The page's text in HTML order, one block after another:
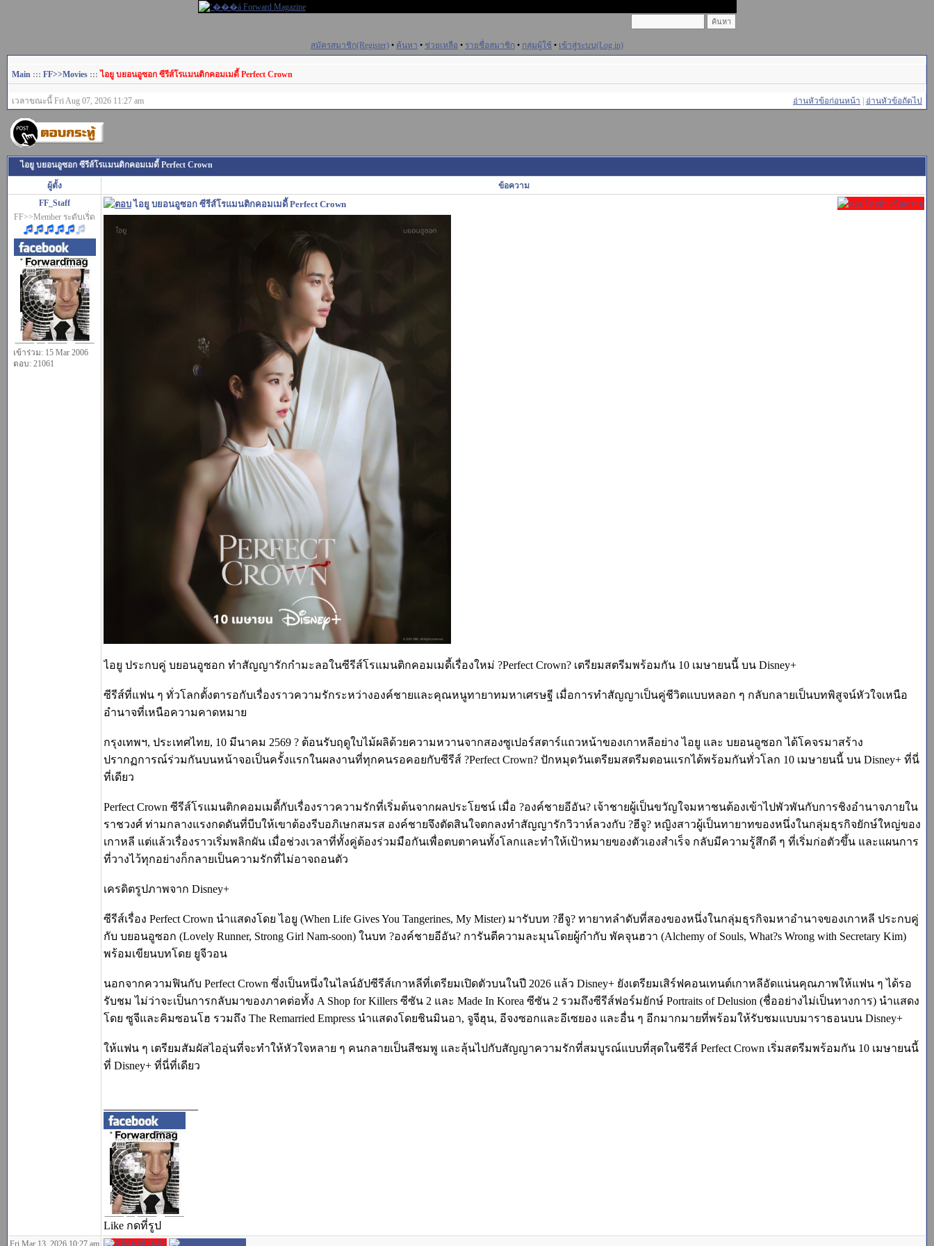
สมัครสมาชิก(Register) • ค้นหา • ช่วยเหลือ • รายชื่อสมาชิก • กลุ่มผู้ใช้ • เข้าสู่ระบบ(Log in)
Main ::: FF>>Movies ::: ไอยู บยอนอูซอก ซีรีส์โรแมนติกคอมเมดี้ Perfect Crown
เวลาขณะนี้ Fri Aug 07, 2026 11:27 am อ่านหัวข้อก่อนหน้า อ่านหัวข้อถัดไป
ไอยู บยอนอูซอก ซีรีส์โรแมนติกคอมเมดี้ Perfect Crown
ผู้ตั้ง
ข้อความ
FF_Staff
FF>>Member ระดับเริ่ด
เข้าร่วม: 15 Mar 2006
ตอบ: 21061
ไอยู บยอนอูซอก ซีรีส์โรแมนติกคอมเมดี้ Perfect Crown
ไอยู ประกบคู่ บยอนอูซอก ทำสัญญารักกำมะลอในซีรีส์โรแมนติกคอมเมดี้เรื่องใหม่ ?Perfect Crown? เตรียมสตรีมพร้อมกัน 10 เมษายนนี้ บน Disney+
ซีรีส์ที่แฟน ๆ ทั่วโลกตั้งตารอกับเรื่องราวความรักระหว่างองค์ชายและคุณหนูทายาทมหาเศรษฐี เมื่อการทำสัญญาเป็นคู่ชีวิตแบบหลอก ๆ กลับกลายเป็นบทพิสูจน์หัวใจเหนือ
อำนาจที่เหนือความคาดหมาย
กรุงเทพฯ, ประเทศไทย, 10 มีนาคม 2569 ? ต้อนรับฤดูใบไม้ผลิด้วยความหวานจากสองซูเปอร์สตาร์แถวหน้าของเกาหลีอย่าง ไอยู และ บยอนอูซอก ได้โคจรมาสร้าง
ปรากฏการณ์ร่วมกันบนหน้าจอเป็นครั้งแรกในผลงานที่ทุกคนรอคอยกับซีรีส์ ?Perfect Crown? ปักหมุดวันเตรียมสตรีมตอนแรกได้พร้อมกันทั่วโลก 10 เมษายนนี้ บน Disney+ ที่นี่
ที่เดียว
Perfect Crown ซีรีส์โรแมนติกคอมเมดี้กับเรื่องราวความรักที่เริ่มต้นจากผลประโยชน์ เมื่อ ?องค์ชายอีอัน? เจ้าชายผู้เป็นขวัญใจมหาชนต้องเข้าไปพัวพันกับการชิงอำนาจภายใน
ราชวงศ์ ท่ามกลางแรงกดดันที่บีบให้เขาต้องรีบอภิเษกสมรส องค์ชายจึงตัดสินใจตกลงทำสัญญารักวิวาห์ลวงกับ ?ฮีจู? หญิงสาวผู้เป็นทายาทของหนึ่งในกลุ่มธุรกิจยักษ์ใหญ่ของ
เกาหลี แต่แล้วเรื่องราวเริ่มพลิกผัน เมื่อช่วงเวลาที่ทั้งคู่ต้องร่วมมือกันเพื่อตบตาคนทั้งโลกและทำให้เป้าหมายของตัวเองสำเร็จ กลับมีความรู้สึกดี ๆ ที่เริ่มก่อตัวขึ้น และแผนการ
ที่วางไว้ทุกอย่างก็กลายเป็นความรักที่ไม่อาจถอนตัว
เครดิตรูปภาพจาก Disney+
ซีรีส์เรื่อง Perfect Crown นำแสดงโดย ไอยู (When Life Gives You Tangerines, My Mister) มารับบท ?ฮีจู? ทายาทลำดับที่สองของหนึ่งในกลุ่มธุรกิจมหาอำนาจของเกาหลี ประกบคู่
กับ บยอนอูซอก (Lovely Runner, Strong Girl Nam-soon) ในบท ?องค์ชายอีอัน? การันตีความละมุนโดยผู้กำกับ พัคจุนฮวา (Alchemy of Souls, What?s Wrong with Secretary Kim)
พร้อมเขียนบทโดย ยูจีวอน
นอกจากความฟินกับ Perfect Crown ซึ่งเป็นหนึ่งในไลน์อัปซีรีส์เกาหลีที่เตรียมเปิดตัวบนในปี 2026 แล้ว Disney+ ยังเตรียมเสิร์ฟคอนเทนต์เกาหลีอัดแน่นคุณภาพให้แฟน ๆ ได้รอ
รับชม ไม่ว่าจะเป็นการกลับมาของภาคต่อทั้ง A Shop for Killers ซีซัน 2 และ Made In Korea ซีซัน 2 รวมถึงซีรีส์ฟอร์มยักษ์ Portraits of Delusion (ชื่ออย่างไม่เป็นทางการ) นำแสดง
โดย ซูจีและคิมซอนโฮ รวมถึง The Remarried Empress นำแสดงโดยชินมินอา, จูจีฮุน, อีจงซอกและอีเซยอง และอื่น ๆ อีกมากมายที่พร้อมให้รับชมแบบมาราธอนบน Disney+
ให้แฟน ๆ เตรียมสัมผัสไออุ่นที่จะทำให้หัวใจหลาย ๆ คนกลายเป็นสีชมพู และลุ้นไปกับสัญญาความรักที่สมบูรณ์แบบที่สุดในซีรีส์ Perfect Crown เริ่มสตรีมพร้อมกัน 10 เมษายนนี้
ที่ Disney+ ที่นี่ที่เดียว
Like กดที่รูป
Fri Mar 13, 2026 10:27 am